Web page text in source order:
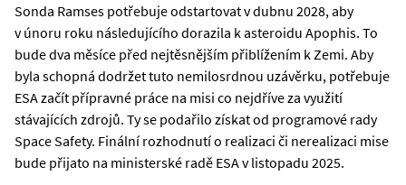
Sonda Ramses potřebuje odstartovat v dubnu 2028, aby
v únoru roku následujícího dorazila k asteroidu Apophis. To
bude dva měsíce před nejtěsnějším přiblížením k Zemi. Aby
byla schopná dodržet tuto nemilosrdnou uzávěrku, potřebuje
ESA začít přípravné práce na misi co nejdříve za využití
stávajících zdrojů. Ty se podařilo získat od programové rady
Space Safety. Finální rozhodnutí o realizaci či nerealizaci mise
bude přijato na ministerské radě ESA v listopadu 2025.